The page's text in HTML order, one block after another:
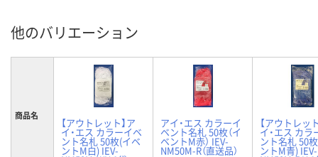
他のバリエーション
商品名
【アウトレット】ア
イ・エス カラーイベ
ント名札 50枚(イベ
ントM白) IEV-
アイ・エス カラーイ
ベント名札 50枚（イ
ベントM赤） IEV-
NM50M-R（直送品）
【アウトレッ
イ・エス カラ
ント名札 50
ントM青) IEV-